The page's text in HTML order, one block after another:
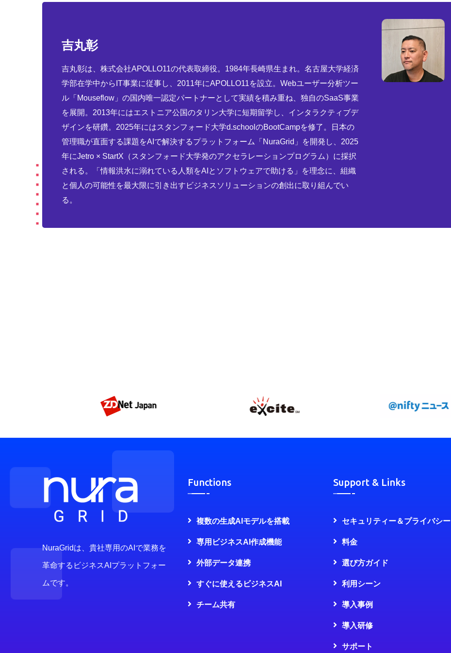
吉丸彰
吉丸彰は、株式会社APOLLO11の代表取締役。1984年長崎県生まれ。名古屋大学経済
学部在学中からIT事業に従事し、2011年にAPOLLO11を設立。Webユーザー分析ツー
ル「Mouseflow」の国内唯一認定パートナーとして実績を積み重ね、独自のSaaS事業
を展開。2013年にはエストニア公国のタリン大学に短期留学し、インタラクティブデ
ザインを研鑽。2025年にはスタンフォード大学d.schoolのBootCampを修了。日本の
管理職が直面する課題をAIで解決するプラットフォーム「NuraGrid」を開発し、2025
年にJetro × StartX（スタンフォード大学発のアクセラレーションプログラム）に採択
される。「情報洪水に溺れている人類をAIとソフトウェアで助ける」を理念に、組織
と個人の可能性を最大限に引き出すビジネスソリューションの創出に取り組んでい
る。
NuraGridは、貴社専用のAIで業務を
革命するビジネスAIプラットフォー
ムです。
Functions
複数の生成AIモデルを搭載
専用ビジネスAI作成機能
外部データ連携
すぐに使えるビジネスAI
チーム共有
Support & Links
セキュリティー＆プライバシー
料金
選び方ガイド
利用シーン
導入事例
導入研修
サポート